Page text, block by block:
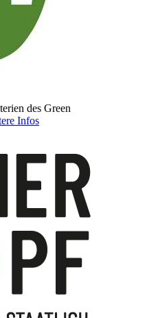
des Green
Infos